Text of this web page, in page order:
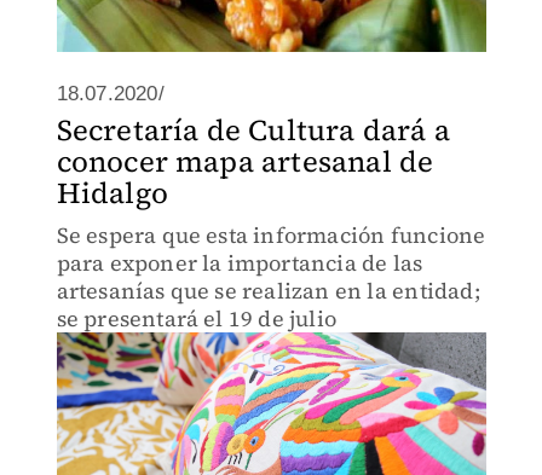
18.07.2020/
Secretaría de Cultura dará a
conocer mapa artesanal de
Hidalgo
Se espera que esta información funcione
para exponer la importancia de las
artesanías que se realizan en la entidad;
se presentará el 19 de julio